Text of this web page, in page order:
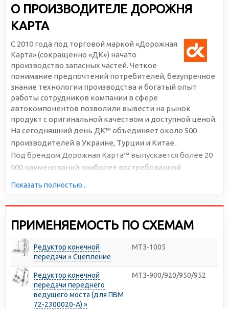
О ПРОИЗВОДИТЕЛЕ ДОРОЖНЯ
КАРТА
С 2010 года под торговой маркой «Дорожная
Карта» (сокращенно «ДК») начато
производство запасных частей. Четкое
понимание предпочтений потребителей, безупречное
знание технологии производства и богатый опыт
работы сотрудников компании в сфере
автокомпонентов позволили вывести на рынок
продукт с оригинальной качеством и доступной ценой.
На сегодняшний день ДК™ объединяет около 500
производителей в Украине, Турции и Китае.
Под брендом Дорожная Карта™ выпускается более 20
000 наименований наиболее востребованной
логистика позволяют снижать себестоимость и делать
Показать полностью...
ПРИМЕНЯЕМОСТЬ ПО СХЕМАМ
Редуктор конечной
передачи » Сцепление
МТЗ-1005
Редуктор конечной
передачи переднего
ведущего моста (для ПВМ
72-2300020-А) »
МТЗ-900/920/950/952